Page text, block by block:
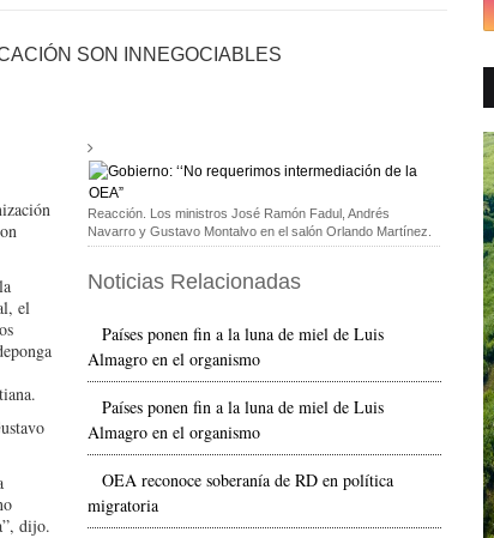
SON INNEGOCIABLES
Reacción. Los ministros José Ramón Fadul, Andrés
Navarro y Gustavo Montalvo en el salón Orlando Martínez.
Noticias Relacionadas
Países ponen fin a la luna de miel de Luis
Almagro en el organismo
Países ponen fin a la luna de miel de Luis
Almagro en el organismo
OEA reconoce soberanía de RD en política
migratoria
el
dijo.